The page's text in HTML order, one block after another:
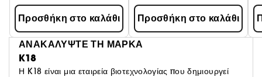
Προσθήκη στο καλάθι Προσθήκη στο καλάθι
ΑΝΑΚΑΛΥΨΤΕ ΤΗ ΜΑΡΚΑ
K18
Η K18 είναι μια εταιρεία βιοτεχνολογίας που δημιουργεί